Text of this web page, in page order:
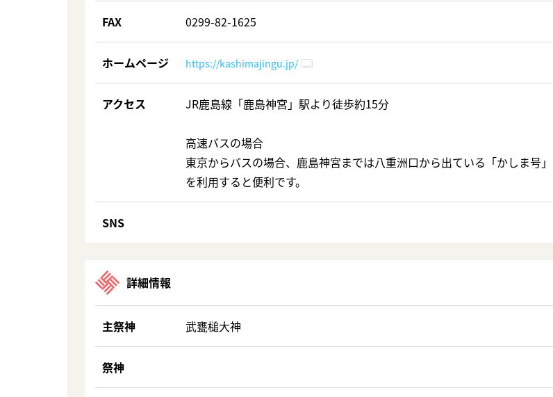
FAX 0299-82-1625
ホームページ https://kashimajingu.jp/
アクセス JR鹿島線「鹿島神宮」駅より徒歩約15分
高速バスの場合
東京からバスの場合、鹿島神宮までは八重洲口から出ている「かしま号」
を利用すると便利です。
SNS
詳細情報
主祭神 武甕槌大神
祭神